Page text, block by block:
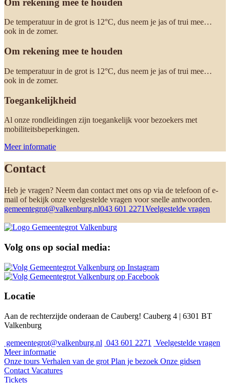
De temperatuur in de grot is 12°C, dus neem je jas of trui mee…
ook in de zomer.
Om rekening mee te houden
De temperatuur in de grot is 12°C, dus neem je jas of trui mee…
ook in de zomer.
Toegankelijkheid
Al onze rondleidingen zijn toegankelijk voor bezoekers met
mobiliteitsbeperkingen.
Meer informatie
Contact
Heb je vragen? Neem dan contact met ons op via de telefoon of e-
mail of bekijk onze veelgestelde vragen voor snelle antwoorden.
gemeentegrot@valkenburg.nl043 601 2271Veelgestelde vragen
Volg ons op social media:
Locatie
Aan de rechterzijde onderaan de Cauberg! Cauberg 4 | 6301 BT
Valkenburg
gemeentegrot@valkenburg.nl 043 601 2271
Veelgestelde vragen
Meer informatie
Onze tours Verhalen van de grot Plan je bezoek Onze gidsen
Contact Vacatures
Tickets